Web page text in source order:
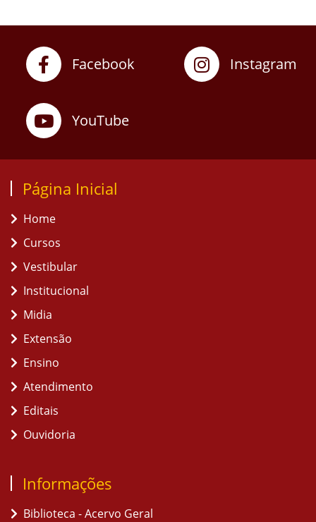
Facebook Instagram
YouTube
Página Inicial
Home
Cursos
Vestibular
Institucional
Midia
Extensão
Ensino
Atendimento
Editais
Ouvidoria
Informações
Biblioteca - Acervo Geral